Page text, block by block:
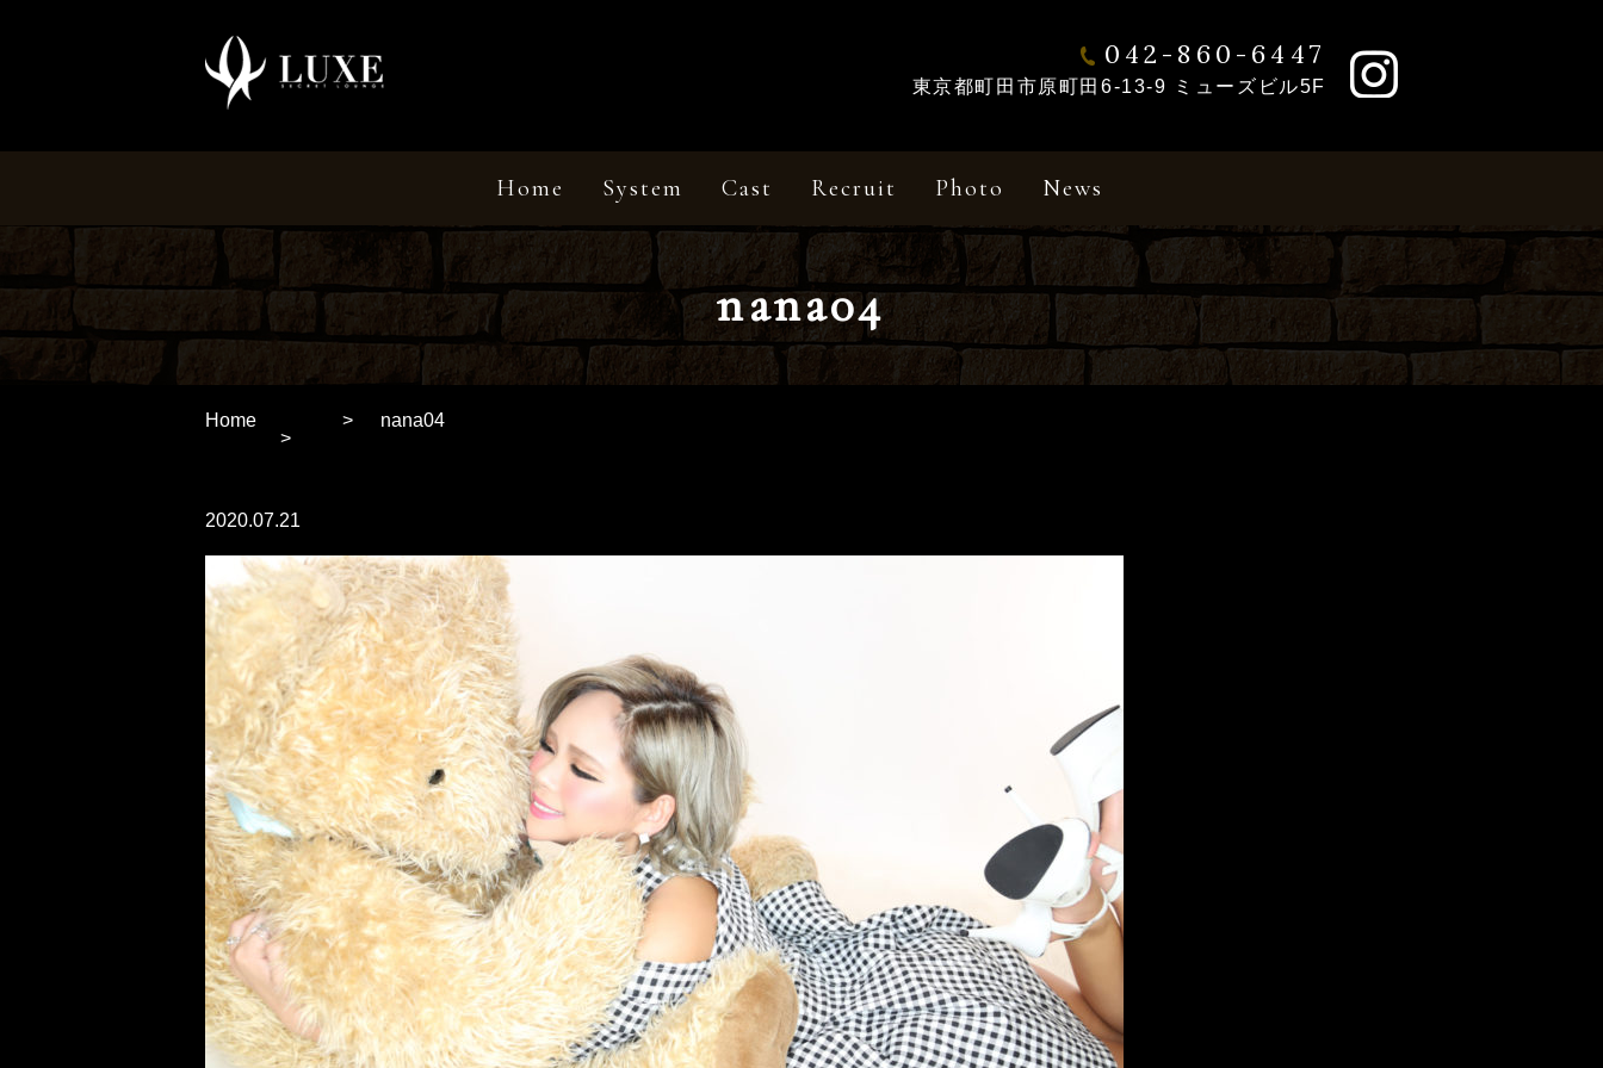
042-860-6447
東京都町田市原町田6-13-9 ミューズビル5F
Home System Cast Recruit Photo News
nana04
Home nana04
2020.07.21